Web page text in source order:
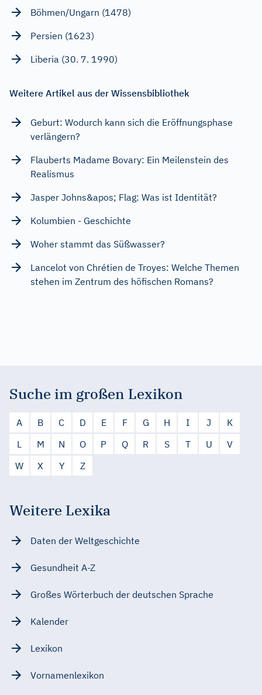
Böhmen/Ungarn (1478)
Persien (1623)
Liberia (30. 7. 1990)
Weitere Artikel aus der Wissensbibliothek
Geburt: Wodurch kann sich die Eröffnungsphase
verlängern?
Flauberts Madame Bovary: Ein Meilenstein des
Realismus
Jasper Johns&apos; Flag: Was ist Identität?
Kolumbien - Geschichte
Woher stammt das Süßwasser?
Lancelot von Chrétien de Troyes: Welche Themen
stehen im Zentrum des höfischen Romans?
Suche im großen Lexikon
A B C D E F G H I J
K
L
M N O P Q R S T U
V
W
X Y Z
Weitere Lexika
Daten der Weltgeschichte
Gesundheit A-Z
Großes Wörterbuch der deutschen Sprache
Kalender
Lexikon
Vornamenlexikon